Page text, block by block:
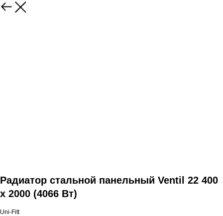
Радиатор стальной панельный Ventil 22 400
х 2000 (4066 Вт)
Uni-Fitt